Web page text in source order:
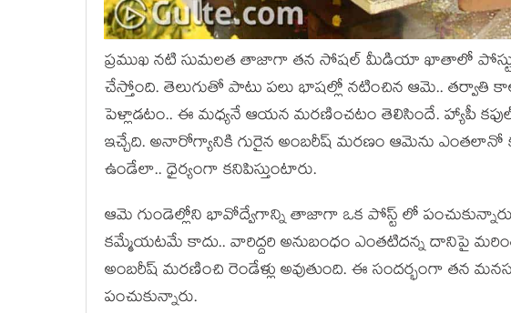
ప్రముఖ నటి సుమలత తాజాగా తన సోషల్ మీడియా ఖాతాలో పోస్టు
చేస్తోంది. తెలుగుతో పాటు పలు భాషల్లో నటించిన ఆమె.. తర్వాతి
పెళ్లాడటం.. ఈ మధ్యనే ఆయన మరణించటం తెలిసిందే. హ్యాపీ
ఇచ్చేది. అనారోగ్యానికి గురైన అంబరీష్ మరణం ఆమెను ఎంతలానో
ఉండేలా.. ధైర్యంగా కనిపిస్తుంటారు.
ఆమె గుండెల్లోని భావోద్వేగాన్ని తాజాగా ఒక పోస్ట్ లో
కమ్మేయటమే కాదు.. వారిద్దరి అనుబంధం ఎంతటిదన్న దానిపై
అంబరీష్ మరణించి రెండేళ్లు అవుతుంది. ఈ సందర్భంగా తన
పంచుకున్నారు.